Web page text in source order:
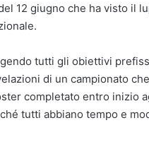
12 giugno che ha visto il
tutti gli obiettivi
di un campionato
completato entro inizio
tutti abbiano tempo e